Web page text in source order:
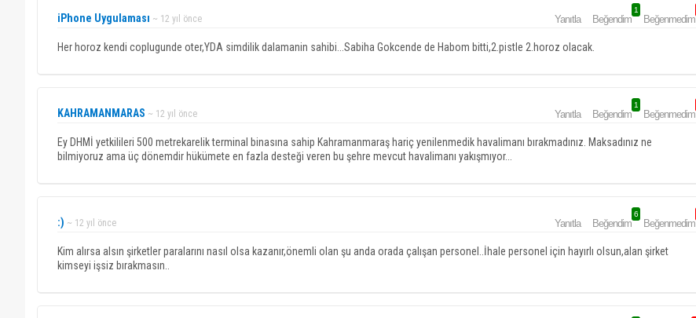
iPhone Uygulaması ~ 12 yıl önce Yanıtla Beğendim
1
Beğenmedim
Her horoz kendi coplugunde oter,YDA simdilik dalamanin sahibi...Sabiha Gokcende de Habom bitti,2.pistle 2.horoz olacak.
KAHRAMANMARAS ~ 12 yıl önce Yanıtla Beğendim
1
Beğenmedim
Ey DHMİ yetkilileri 500 metrekarelik terminal binasına sahip Kahramanmaraş hariç yenilenmedik havalimanı bırakmadınız. Maksadınız ne
bilmiyoruz ama üç dönemdir hükümete en fazla desteği veren bu şehre mevcut havalimanı yakışmıyor...
:) ~ 12 yıl önce Yanıtla Beğendim
6
Beğenmedim
Kim alırsa alsın şirketler paralarını nasıl olsa kazanır,önemli olan şu anda orada çalışan personel..İhale personel için hayırlı olsun,alan şirket
kimseyi işsiz bırakmasın..